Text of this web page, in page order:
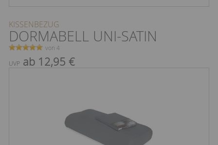
KISSENBEZUG
DORMABELL UNI-SATIN
von 4
UVP ab 12,95 €